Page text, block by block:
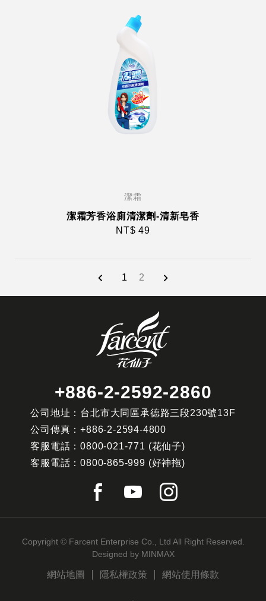
潔霜
潔霜芳香浴廁清潔劑-清新皂香
NT$ 49
1 2
+886-2-2592-2860
公司地址：台北市大同區承德路三段230號13F
公司傳真：+886-2-2594-4800
客服電話：0800-021-771 (花仙子)
客服電話：0800-865-999 (好神拖)
Copyright © Farcent Enterprise Co., Ltd All Right Reserved.
Designed by MINMAX
網站地圖 隱私權政策 網站使用條款